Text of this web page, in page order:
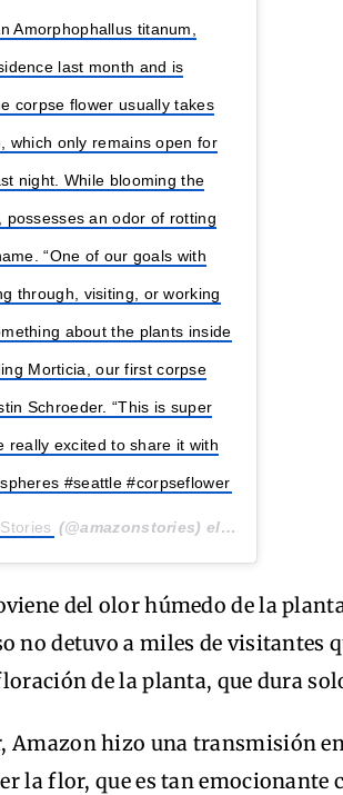
Amorphophallus titanum,
last month and is
corpse flower usually takes
which only remains open for
night. While blooming the
an odor of rotting
“One of our goals with
through, visiting, or working
about the plants inside
Morticia, our first corpse
Schroeder. “This is super
really excited to share it with
#seattle #corpseflower
(@amazonstories) el 20 de Oct de
del olor húmedo de la
no detuvo a miles de visitantes
de la planta, que dura
Amazon hizo una transmisión
la flor, que es tan emocionante